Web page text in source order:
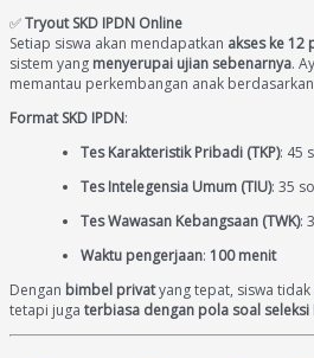
✅Tryout SKD IPDN Online
Setiap siswa akan mendapatkan akses ke 12
sistem yang menyerupai ujian sebenarnya.
memantau perkembangan anak berdasarkan
Format SKD IPDN:
Tes Karakteristik Pribadi (TKP): 45
Tes Intelegensia Umum (TIU): 35
Tes Wawasan Kebangsaan (TWK):
Waktu pengerjaan: 100 menit
Dengan bimbel privatyang tepat, siswa
tetapi juga terbiasa dengan pola soal seleksi